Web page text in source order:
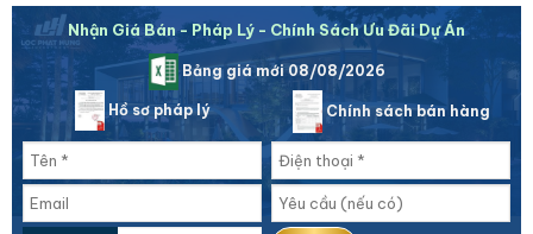
Nhận Giá Bán - Pháp Lý - Chính Sách Ưu Đãi Dự Án
Bảng giá mới 08/08/2026
Hồ sơ pháp lý Chính sách bán hàng